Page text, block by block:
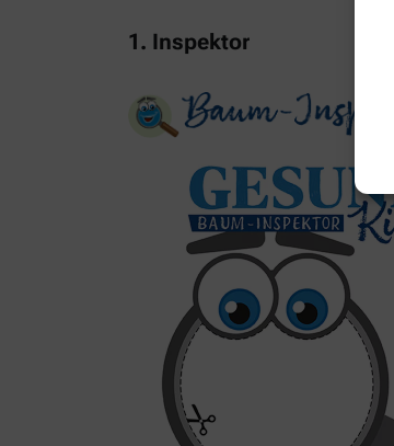
1. Inspektor